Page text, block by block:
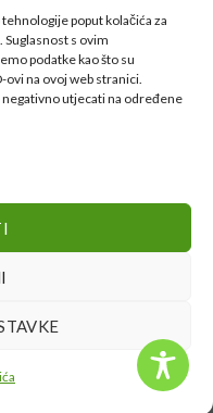
poput kolačića za
s ovim
podatke kao što su
na ovoj web stranici.
utjecati na određene
lokaliziran
razvoja
učinkovitost